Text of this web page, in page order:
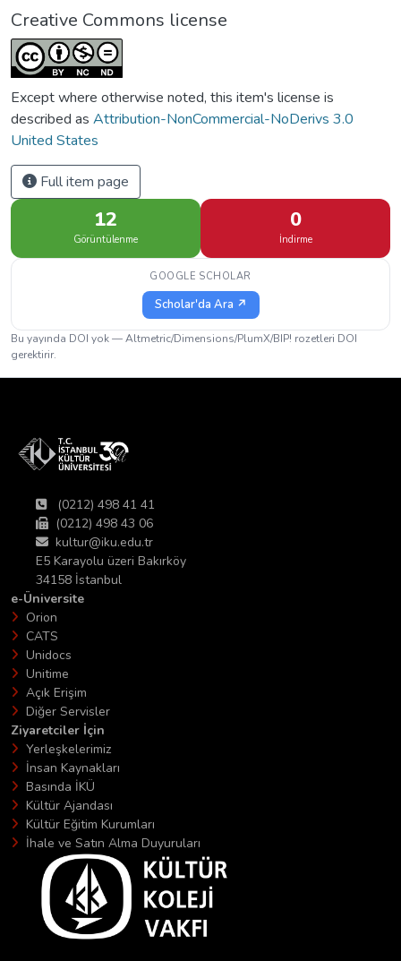
Creative Commons license
Except where otherwise noted, this item's license is
described as Attribution-NonCommercial-NoDerivs 3.0
United States
Full item page
12
Görüntülenme
0
İndirme
GOOGLE SCHOLAR
Scholar'da Ara ↗
Bu yayında DOI yok — Altmetric/Dimensions/PlumX/BIP! rozetleri DOI
gerektirir.
(0212) 498 41 41
(0212) 498 43 06
kultur@iku.edu.tr
E5 Karayolu üzeri Bakırköy
34158 İstanbul
e-Üniversite
Orion
CATS
Unidocs
Unitime
Açık Erişim
Diğer Servisler
Ziyaretciler İçin
Yerleşkelerimiz
İnsan Kaynakları
Basında İKÜ
Kültür Ajandası
Kültür Eğitim Kurumları
İhale ve Satın Alma Duyuruları